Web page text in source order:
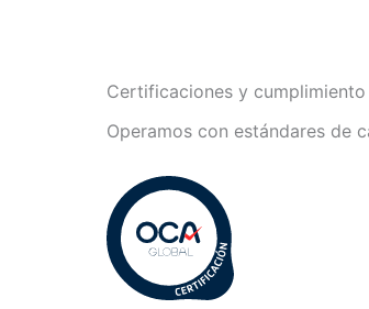
Certificaciones y cumplimiento
Operamos con estándares de